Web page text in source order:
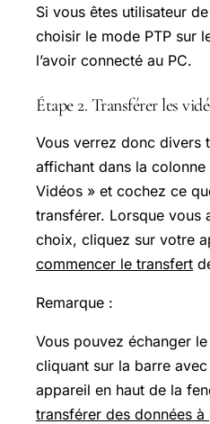
Si vous êtes utilisateur
choisir le mode PTP sur
l’avoir connecté au PC.
Étape 2. Transférer les
Vous verrez donc divers
affichant dans la
Vidéos » et cochez ce
transférer. Lorsque vous
choix, cliquez sur votre
commencer le transfert
Remarque :
Vous pouvez échanger
cliquant sur la barre
appareil en haut de la
transférer des données à